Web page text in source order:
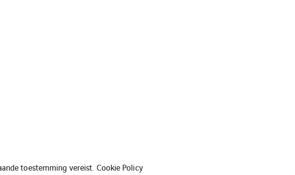
toestemming vereist. Cookie Policy